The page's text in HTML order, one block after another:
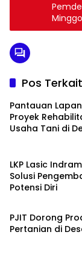
Pos Terkait
Pantauan
Proyek
Usaha Tani di
LKP Lasic
Solusi
Potensi Diri
Berita
PJIT Dorong
Pertanian di